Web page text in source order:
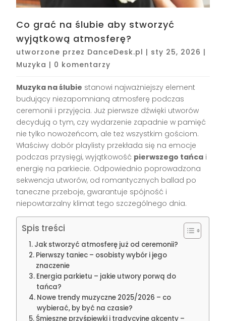
Co grać na ślubie aby stworzyć
wyjątkową atmosferę?
utworzone przez DanceDesk.pl | sty 25, 2026 |
Muzyka | 0 komentarzy
Muzyka na ślubie stanowi najważniejszy element
budujący niezapomnianą atmosferę podczas
ceremonii i przyjęcia. Już pierwsze dźwięki utworów
decydują o tym, czy wydarzenie zapadnie w pamięć
nie tylko nowożeńcom, ale też wszystkim gościom.
Właściwy dobór playlisty przekłada się na emocje
podczas przysięgi, wyjątkowość pierwszego tańca i
energię na parkiecie. Odpowiednio poprowadzona
sekwencja utworów, od romantycznych ballad po
taneczne przeboje, gwarantuje spójność i
niepowtarzalny klimat tego szczególnego dnia.
Spis treści
Jak stworzyć atmosferę już od ceremonii?
Pierwszy taniec – osobisty wybór i jego
znaczenie
Energia parkietu – jakie utwory porwą do
tańca?
Nowe trendy muzyczne 2025/2026 – co
wybierać, by być na czasie?
Śmieszne przyśpiewki i tradycyjne akcenty –